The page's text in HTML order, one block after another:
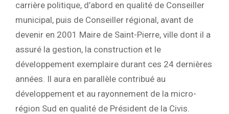
carrière politique, d’abord en qualité de Conseiller
municipal, puis de Conseiller régional, avant de
devenir en 2001 Maire de Saint-Pierre, ville dont il a
assuré la gestion, la construction et le
développement exemplaire durant ces 24 dernières
années. Il aura en parallèle contribué au
développement et au rayonnement de la micro-
région Sud en qualité de Président de la Civis.